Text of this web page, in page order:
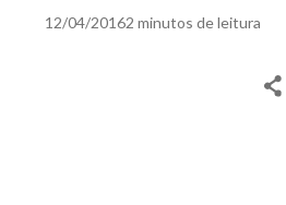
12/04/20162 minutos de leitura